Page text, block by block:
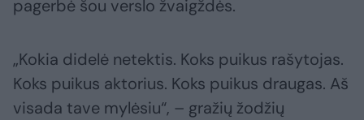
pagerbė šou verslo žvaigždės.
„Kokia didelė netektis. Koks puikus rašytojas.
Koks puikus aktorius. Koks puikus draugas. Aš
visada tave mylėsiu“, – gražių žodžių